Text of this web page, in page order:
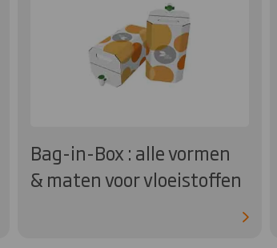
Bag-in-Box : alle vormen
& maten voor vloeistoffen